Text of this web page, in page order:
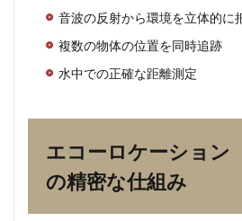
の精
密な
仕組
み
音波
と受
メカ
ム
音波の反射から環境を立体的に
複数の物体の位置を同時追跡
水中での正確な距離測定
エコーロケーション
の精密な仕組み